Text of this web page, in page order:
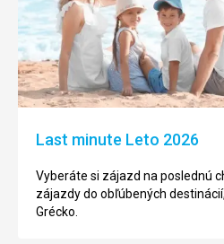
Last minute Leto 2026
Vyberáte si zájazd na poslednú
zájazdy do obľúbených
Grécko.